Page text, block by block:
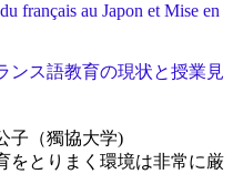
français au Japon et Mise en
ンス語教育の現状と授業見
子（獨協大学)
とりまく環境は非常に厳